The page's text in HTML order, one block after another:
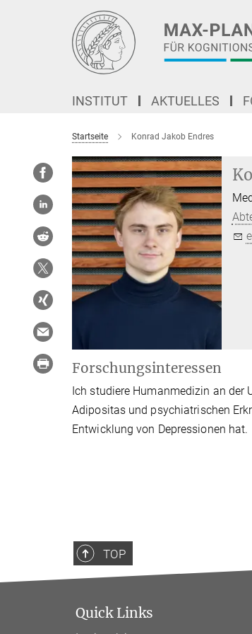
INSTITUT AKTUELLES
Startseite Konrad Jakob Endres
Forschungsinteressen
Ich studiere Humanmedizin an der
Adipositas und psychiatrischen
Entwicklung von Depressionen hat.
TOP
Quick Links